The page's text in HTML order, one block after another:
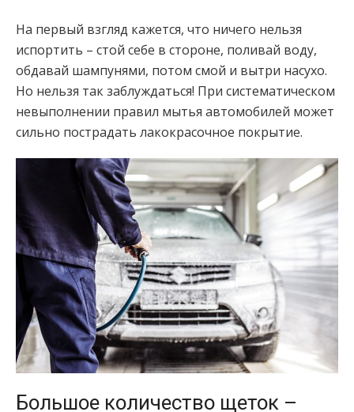
На первый взгляд кажется, что ничего нельзя
испортить – стой себе в стороне, поливай воду,
обдавай шампунями, потом смой и вытри насухо.
Но нельзя так заблуждаться! При систематическом
невыполнении правил мытья автомобилей может
сильно пострадать лакокрасочное покрытие.
Большое количество щеток –